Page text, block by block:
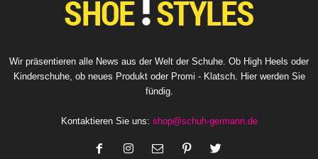
Wir präsentieren alle News aus der Welt der Schuhe. Ob High Heels oder
Kinderschuhe, ob neues Produkt oder Promi - Klatsch. Hier werden Sie
fündig.
Kontaktieren Sie uns: shop@schuh-germann.de